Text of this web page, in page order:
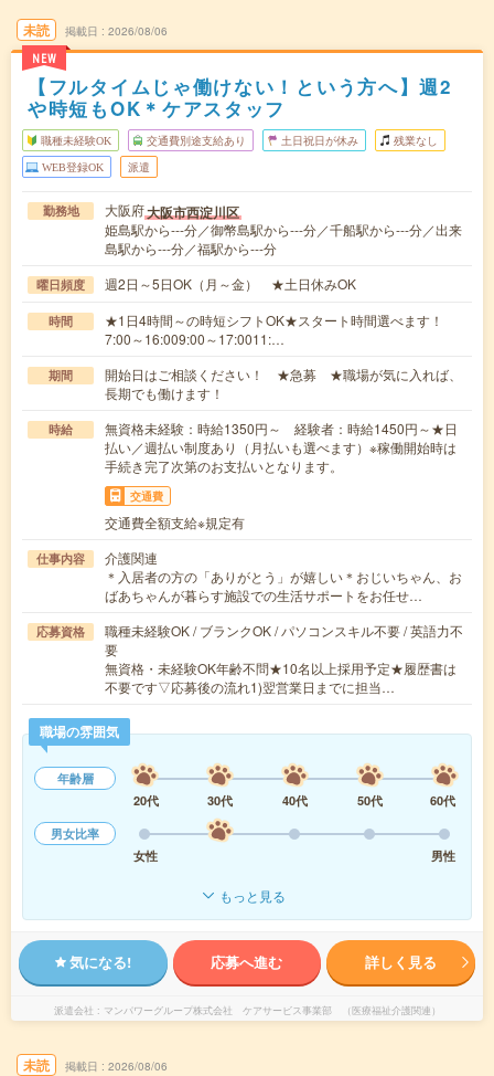
未読
NEW
掲載日 2026/08/06
【フルタイムじゃ働けない！という方へ】週2
や時短もOK＊ケアスタッフ
職種未経験OK 交通費別途支給あり 土日祝日が休み 残業なし
WEB登録OK 派遣
勤務地 大阪府大阪市西淀川区
姫島駅から---分／御幣島駅から---分／千船駅から---分／出来
島駅から---分／福駅から---分
曜日頻度 週2日～5日OK（月～金） ★土日休みOK
時間
★1日4時間～の時短シフトOK★スタート時間選べます！
7:00～16:009:00～17:0011:…
期間
開始日はご相談ください！ ★急募 ★職場が気に入れば、
長期でも働けます！
時給
無資格未経験：時給1350円～ 経験者：時給1450円～★日
払い／週払い制度あり（月払いも選べます）※稼働開始時は
手続き完了次第のお支払いとなります。
交通費
交通費全額支給※規定有
仕事内容
介護関連
＊入居者の方の「ありがとう」が嬉しい＊おじいちゃん、お
ばあちゃんが暮らす施設での生活サポートをお任せ…
応募資格
職種未経験OK / ブランクOK / パソコンスキル不要 / 英語力不
要
無資格・未経験OK年齢不問★10名以上採用予定★履歴書は
不要です▽応募後の流れ1)翌営業日までに担当…
職場の雰囲気
年齢層
20代
30代 40代 50代
60代
男女比率
女性
男性
もっと見る
気になる! 応募へ進む 詳しく見る
派遣会社 マンパワーグループ株式会社 ケアサービス事業部 （医療福祉介護関連）
未読 掲載日 2026/08/06